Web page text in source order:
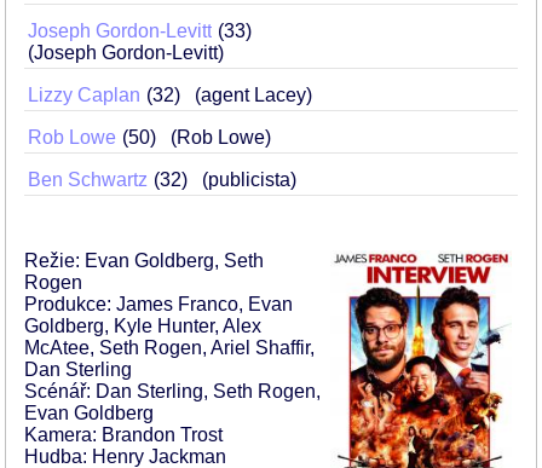
Joseph Gordon-Levitt 33
(Joseph Gordon-Levitt)
Lizzy Caplan 32 (agent Lacey)
Rob Lowe 50 (Rob Lowe)
Ben Schwartz 32 (publicista)
Režie: Evan Goldberg, Seth
Rogen
Produkce: James Franco, Evan
Goldberg, Kyle Hunter, Alex
McAtee, Seth Rogen, Ariel Shaffir,
Dan Sterling
Scénář: Dan Sterling, Seth Rogen,
Evan Goldberg
Kamera: Brandon Trost
Hudba: Henry Jackman